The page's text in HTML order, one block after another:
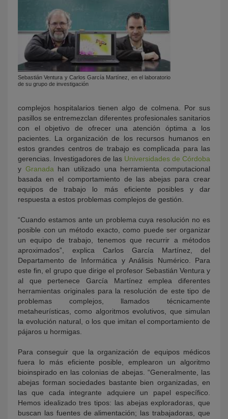
Sebastián Ventura y Carlos García Martínez, en el laboratorio
de su grupo de investigación
complejos hospitalarios tienen algo de colmena. Por sus
pasillos se entremezclan diferentes profesionales sanitarios
con el objetivo de ofrecer una atención óptima a los
pacientes. La organización de los recursos humanos en
estos grandes centros de trabajo es complicada para las
gerencias. Investigadores de las Universidades de Córdoba
y Granada han utilizado una herramienta computacional
basada en el comportamiento de las abejas para crear
equipos de trabajo lo más eficiente posibles y dar
respuesta a estos problemas complejos de gestión.
“Cuando estamos ante un problema cuya resolución no es
posible con un método exacto, como puede ser organizar
un equipo de trabajo, tenemos que recurrir a métodos
aproximados”, explica Carlos García Martínez, del
Departamento de Informática y Análisis Numérico. Para
este fin, el grupo que dirige el profesor Sebastián Ventura y
al que pertenece García Martínez emplea diferentes
herramientas originales para la resolución de este tipo de
problemas complejos, llamados técnicamente
metaheurísticas, como algoritmos evolutivos, que simulan
la evolución natural, o los que imitan el comportamiento de
pájaros u hormigas.
Para conseguir que la organización de equipos médicos
fuera lo más eficiente posible, emplearon un algoritmo
bioinspirado en las colonias de abejas. “Generalmente, las
abejas forman sociedades bastante bien organizadas, en
las que cada integrante adquiere un papel específico.
Hemos idealizado tres tipos: las abejas exploradoras, que
buscan las fuentes de alimentación; las trabajadoras, que